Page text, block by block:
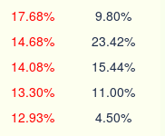
17.68% 9.80%
14.68% 23.42%
14.08% 15.44%
13.30% 11.00%
12.93% 4.50%